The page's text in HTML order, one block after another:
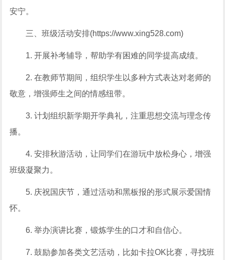
安宁。
三、班级活动安排(https://www.xing528.com)
1. 开展补考辅导，帮助学有困难的同学提高成绩。
2. 在教师节期间，组织学生以多种方式表达对老师的
敬意，增强师生之间的情感纽带。
3. 计划组织新学期开学典礼，注重思想交流与理念传
播。
4. 安排秋游活动，让同学们在游玩中放松身心，增强
班级凝聚力。
5. 庆祝国庆节，通过活动和黑板报的形式展示爱国情
怀。
6. 举办演讲比赛，锻炼学生的口才和自信心。
7. 鼓励参加各类文艺活动，比如卡拉OK比赛，寻找班